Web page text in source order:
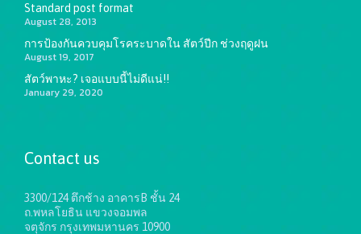
Standard post format
August 28, 2013
การป้องกันควบคุมโรคระบาดใน สัตว์ปีก ช่วงฤดูฝน
August 19, 2017
สัตว์พาหะ? เจอแบบนี้ไม่ดีแน่!!
January 29, 2020
Contact us
3300/124 ตึกช้าง อาคารB ชั้น 24
ถ.พหลโยธิน แขวงจอมพล
จตุจักร กรุงเทพมหานคร 10900